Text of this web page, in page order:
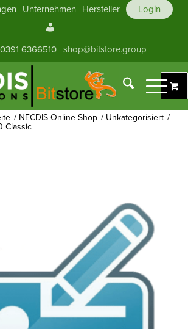
Unternehmen Hersteller
Login
Konto
6366510 |shop@bitstore.group
/ NECDIS Online-Shop / Unkategorisiert /
Classic